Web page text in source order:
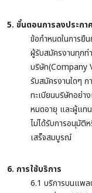
5. ขั้นตอนการลงประกา
ข้อกำหนดในการยื
ผู้รับสมัครงานทุกท่
บริษัท(Company
รับสมัครงานใดๆ
ทะเบียนบริษัทอย่า
หมดอายุ และผู้แท
ไม่ได้รับการอนุมัติ
เสร็จสมบูรณ์
6. การใช้บริการ
6.1 บริการบนแพล